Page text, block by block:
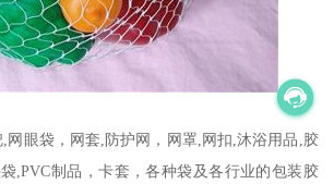
网眼袋，网套,防护网，网罩,网扣,沐浴用品,胶
,PVC制品，卡套，各种袋及各行业的包装胶